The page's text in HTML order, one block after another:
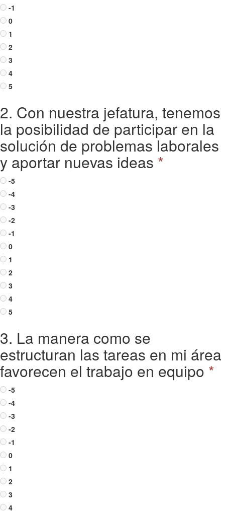
-1
0
1
2
3
4
5
2. Con nuestra jefatura, tenemos
la posibilidad de participar en la
solución de problemas laborales
y aportar nuevas ideas *
-5
-4
-3
-2
-1
0
1
2
3
4
5
3. La manera como se
estructuran las tareas en mi área
favorecen el trabajo en equipo *
-5
-4
-3
-2
-1
0
1
2
3
4